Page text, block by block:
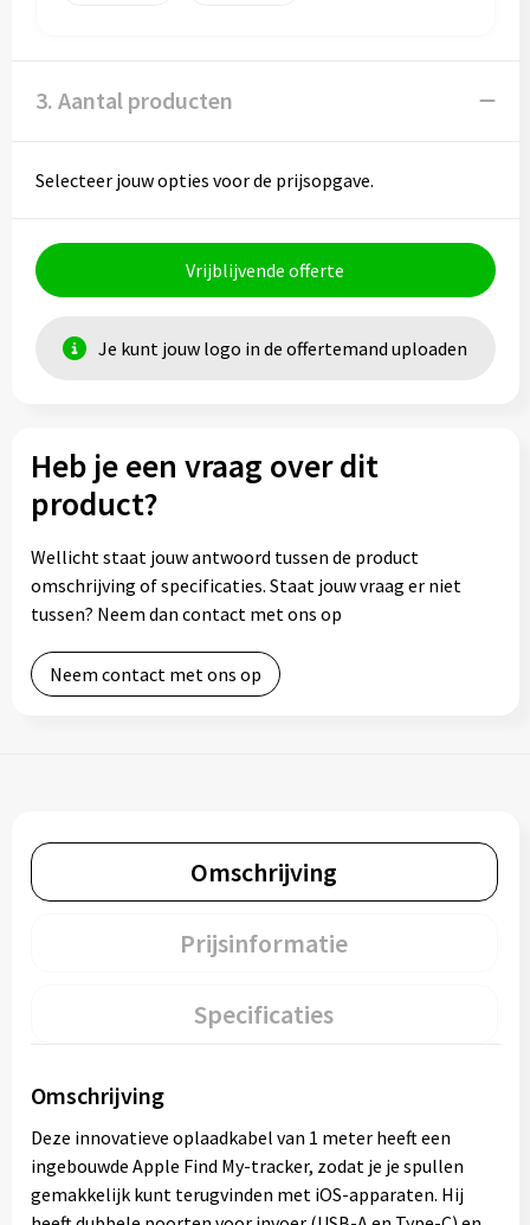
3. Aantal producten
Selecteer jouw opties voor de prijsopgave.
Vrijblijvende offerte
Je kunt jouw logo in de offertemand uploaden
Heb je een vraag over dit
product?
Wellicht staat jouw antwoord tussen de product
omschrijving of specificaties. Staat jouw vraag er niet
tussen? Neem dan contact met ons op
Neem contact met ons op
Omschrijving
Prijsinformatie
Specificaties
Omschrijving
Deze innovatieve oplaadkabel van 1 meter heeft een
ingebouwde Apple Find My-tracker, zodat je je spullen
gemakkelijk kunt terugvinden met iOS-apparaten. Hij